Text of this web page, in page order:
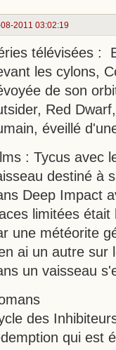
2011 03:02:19
télévisées :
les cylons,
de son
Red
éveillé
: Tycus avec
destiné à
Deep Impact
limitées
une météorite
ai un autre sur
un vaisseau
des
qui est